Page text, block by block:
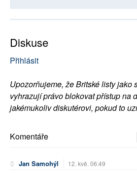
Diskuse
Přihlásit
Upozorňujeme, že Britské listy jako
vyhrazují právo blokovat přístup na
jakémukoliv diskutérovi, pokud to
Komentáře
Jan Samohýl 12. kvě. 06:49